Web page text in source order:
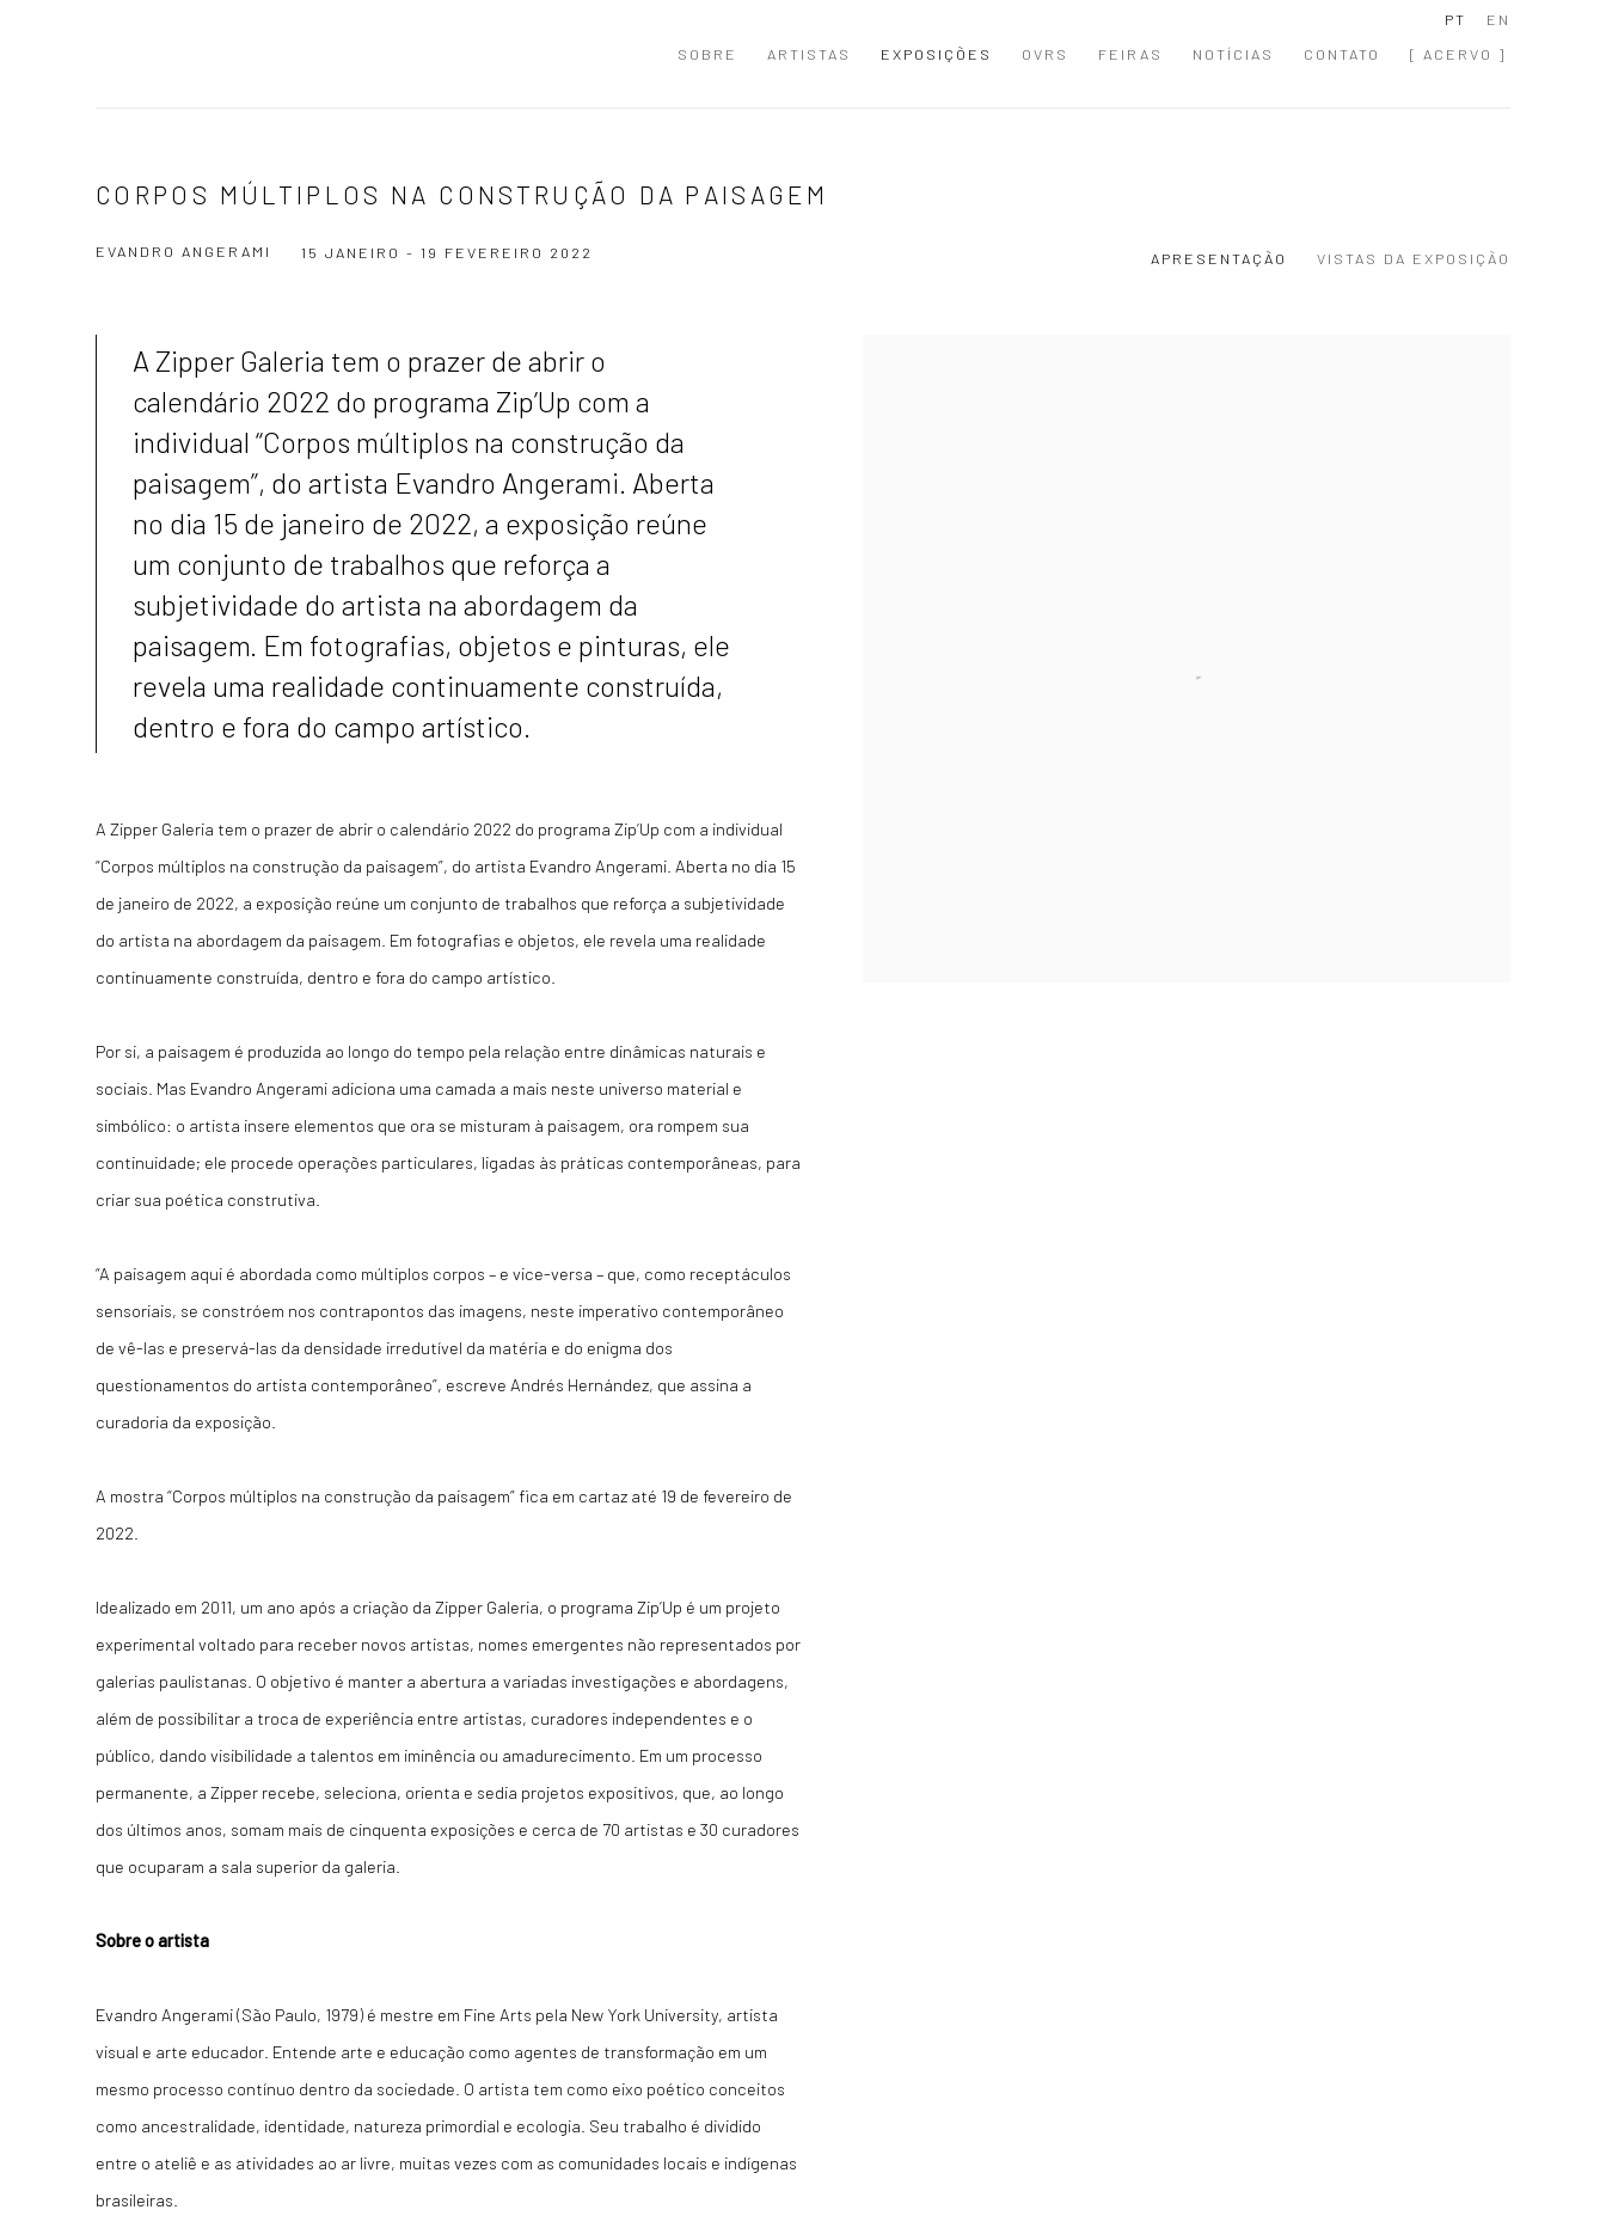
SOBRE ARTISTAS EXPOSIÇÕES OVRS FEIRAS NOTÍCIAS CONTATO [ ACERVO ]
PT EN
CORPOS MÚLTIPLOS NA CONSTRUÇÃO DA PAISAGEM
EVANDRO ANGERAMI 15 JANEIRO - 19 FEVEREIRO 2022 APRESENTAÇÃO VISTAS DA EXPOSIÇÃO
A Zipper Galeria tem o prazer de abrir o
calendário 2022 do programa Zip’Up com a
individual “Corpos múltiplos na construção da
paisagem”, do artista Evandro Angerami. Aberta
no dia 15 de janeiro de 2022, a exposição reúne
um conjunto de trabalhos que reforça a
subjetividade do artista na abordagem da
paisagem. Em fotografias, objetos e pinturas, ele
revela uma realidade continuamente construída,
dentro e fora do campo artístico.
A Zipper Galeria tem o prazer de abrir o calendário 2022 do programa Zip’Up com a individual
“Corpos múltiplos na construção da paisagem”, do artista Evandro Angerami. Aberta no dia 15
de janeiro de 2022, a exposição reúne um conjunto de trabalhos que reforça a subjetividade
do artista na abordagem da paisagem. Em fotografias e objetos, ele revela uma realidade
continuamente construída, dentro e fora do campo artístico.
Por si, a paisagem é produzida ao longo do tempo pela relação entre dinâmicas naturais e
sociais. Mas Evandro Angerami adiciona uma camada a mais neste universo material e
simbólico: o artista insere elementos que ora se misturam à paisagem, ora rompem sua
continuidade; ele procede operações particulares, ligadas às práticas contemporâneas, para
criar sua poética construtiva.
“A paisagem aqui é abordada como múltiplos corpos – e vice-versa – que, como receptáculos
sensoriais, se constróem nos contrapontos das imagens, neste imperativo contemporâneo
de vê-las e preservá-las da densidade irredutível da matéria e do enigma dos
questionamentos do artista contemporâneo”, escreve Andrés Hernández, que assina a
curadoria da exposição.
A mostra “Corpos múltiplos na construção da paisagem” fica em cartaz até 19 de fevereiro de
2022.
Idealizado em 2011, um ano após a criação da Zipper Galeria, o programa Zip’Up é um projeto
experimental voltado para receber novos artistas, nomes emergentes não representados por
galerias paulistanas. O objetivo é manter a abertura a variadas investigações e abordagens,
além de possibilitar a troca de experiência entre artistas, curadores independentes e o
público, dando visibilidade a talentos em iminência ou amadurecimento. Em um processo
permanente, a Zipper recebe, seleciona, orienta e sedia projetos expositivos, que, ao longo
dos últimos anos, somam mais de cinquenta exposições e cerca de 70 artistas e 30 curadores
que ocuparam a sala superior da galeria.
Sobre o artista
Evandro Angerami (São Paulo, 1979) é mestre em Fine Arts pela New York University, artista
visual e arte educador. Entende arte e educação como agentes de transformação em um
mesmo processo contínuo dentro da sociedade. O artista tem como eixo poético conceitos
como ancestralidade, identidade, natureza primordial e ecologia. Seu trabalho é dividido
entre o ateliê e as atividades ao ar livre, muitas vezes com as comunidades locais e indígenas
brasileiras.